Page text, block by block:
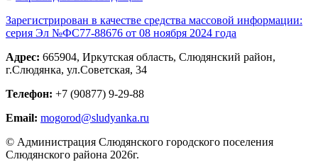
Зарегистрирован в качестве средства массовой информации:
серия Эл №ФС77-88676 от 08 ноября 2024 года
Адрес: 665904, Иркутская область, Слюдянский район,
г.Слюдянка, ул.Советская, 34
Телефон: +7 (90877) 9-29-88
Email: mogorod@sludyanka.ru
© Администрация Слюдянского городского поселения
Слюдянского района 2026г.